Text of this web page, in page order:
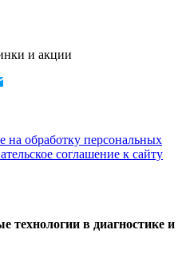
и акции
на обработку персональных
соглашение к сайту
технологии в диагностике и